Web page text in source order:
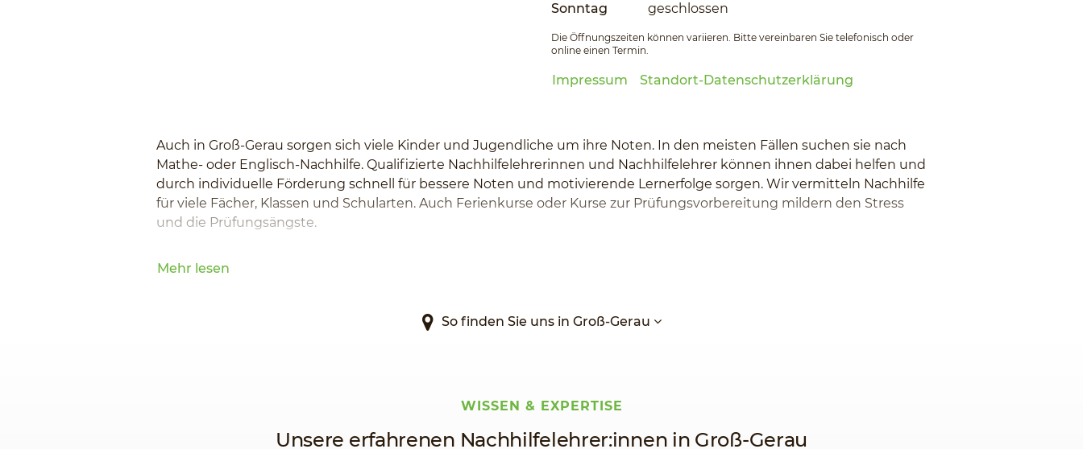
Sonntag
geschlossen
Die Öffnungszeiten können variieren. Bitte vereinbaren Sie telefonisch oder
online einen Termin.
Impressum Standort-Datenschutzerklärung
Auch in Groß-Gerau sorgen sich viele Kinder und Jugendliche um ihre Noten. In den meisten Fällen suchen sie nach
Mathe- oder Englisch-Nachhilfe. Qualifizierte Nachhilfelehrerinnen und Nachhilfelehrer können ihnen dabei helfen und
durch individuelle Förderung schnell für bessere Noten und motivierende Lernerfolge sorgen. Wir vermitteln Nachhilfe
für viele Fächer, Klassen und Schularten. Auch Ferienkurse oder Kurse zur Prüfungsvorbereitung mildern den Stress
und die Prüfungsängste.
Mehr lesen
So finden Sie uns in Groß-Gerau
Unsere erfahrenen Nachhilfelehrer:innen in Groß-Gerau
WISSEN & EXPERTISE